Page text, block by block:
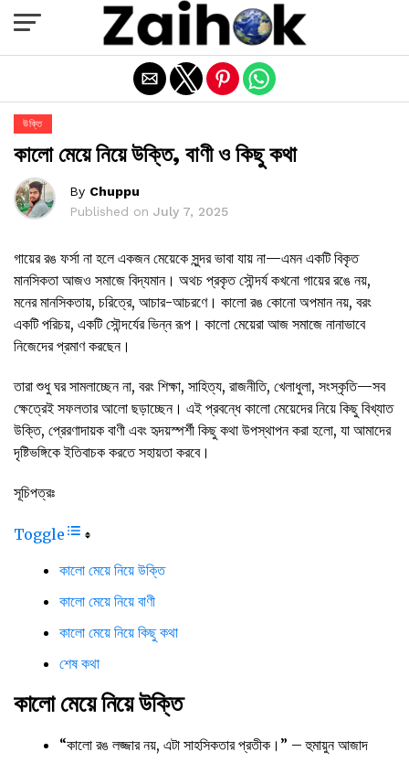
উক্তি
কালো মেয়ে নিয়ে উক্তি, বাণী ও কিছু কথা
By Chuppu
Published on July 7, 2025
গায়ের রঙ ফর্সা না হলে একজন মেয়েকে সুন্দর ভাবা যায় না—এমন একটি বিকৃত
মানসিকতা আজও সমাজে বিদ্যমান। অথচ প্রকৃত সৌন্দর্য কখনো গায়ের রঙে নয়,
মনের মানসিকতায়, চরিত্রে, আচার-আচরণে। কালো রঙ কোনো অপমান নয়, বরং
একটি পরিচয়, একটি সৌন্দর্যের ভিন্ন রূপ। কালো মেয়েরা আজ সমাজে নানাভাবে
নিজেদের প্রমাণ করছেন।
তারা শুধু ঘর সামলাচ্ছেন না, বরং শিক্ষা, সাহিত্য, রাজনীতি, খেলাধুলা, সংস্কৃতি—সব
ক্ষেত্রেই সফলতার আলো ছড়াচ্ছেন। এই প্রবন্ধে কালো মেয়েদের নিয়ে কিছু বিখ্যাত
উক্তি, প্রেরণাদায়ক বাণী এবং হৃদয়স্পর্শী কিছু কথা উপস্থাপন করা হলো, যা আমাদের
দৃষ্টিভঙ্গিকে ইতিবাচক করতে সহায়তা করবে।
সূচিপত্রঃ
Toggle
কালো মেয়ে নিয়ে উক্তি
কালো মেয়ে নিয়ে বাণী
কালো মেয়ে নিয়ে কিছু কথা
শেষ কথা
কালো মেয়ে নিয়ে উক্তি
“কালো রঙ লজ্জার নয়, এটা সাহসিকতার প্রতীক।” – হুমায়ুন আজাদ
Exit mobile version